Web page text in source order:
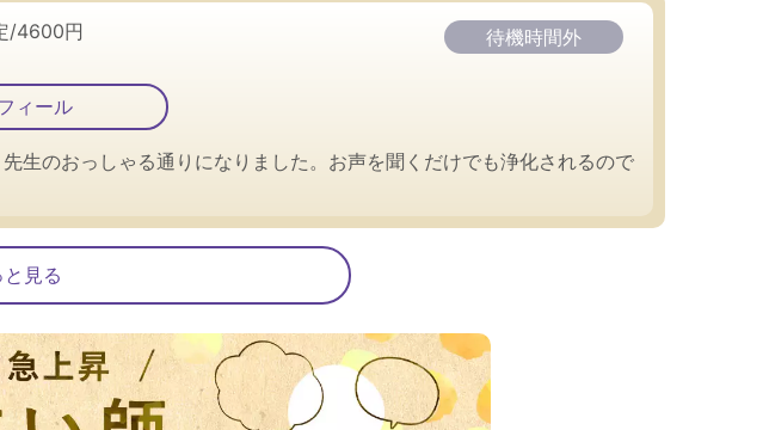
待機時間外
/4600円
ィール
生のおっしゃる通りになりました。お声を聞くだけでも浄化されるので
見る